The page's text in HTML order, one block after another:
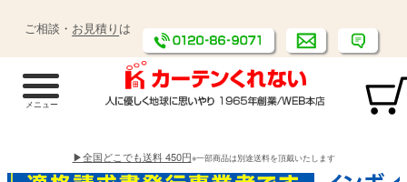
ご相談・ お見積り は
▶全国どこでも送料 450円※一部商品は別途送料を頂戴いたします